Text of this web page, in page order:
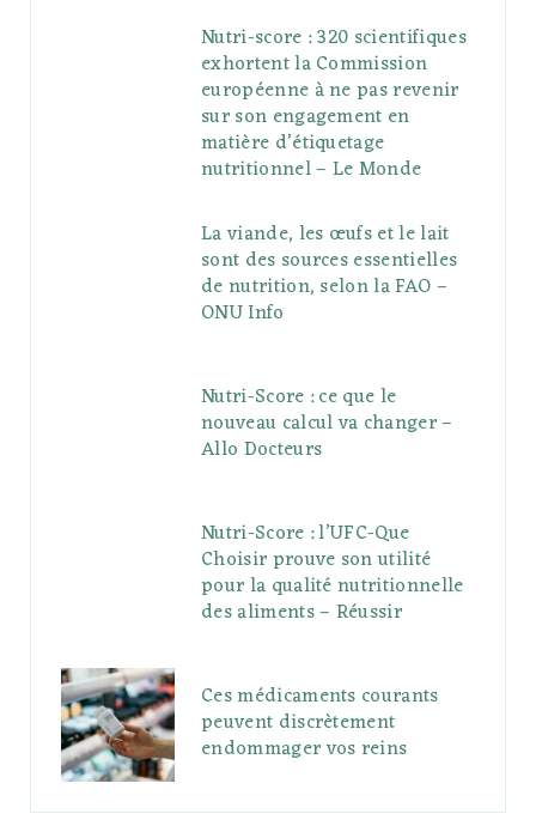
Nutri-score : 320 scientifiques
exhortent la Commission
européenne à ne pas revenir
sur son engagement en
matière d’étiquetage
nutritionnel – Le Monde
La viande, les œufs et le lait
sont des sources essentielles
de nutrition, selon la FAO –
ONU Info
Nutri-Score : ce que le
nouveau calcul va changer –
Allo Docteurs
Nutri-Score : l’UFC-Que
Choisir prouve son utilité
pour la qualité nutritionnelle
des aliments – Réussir
Ces médicaments courants
peuvent discrètement
endommager vos reins